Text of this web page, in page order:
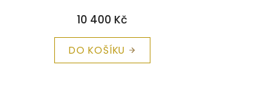
10 400 Kč
DO KOŠÍKU